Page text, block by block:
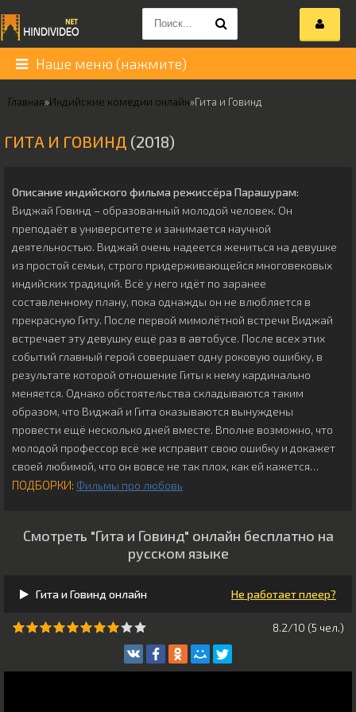
Наше меню (нажмите)
Главная»Индийские комедии онлайн»Гита и Говинд
ГИТА И ГОВИНД (2018)
Описание индийского фильма режиссёра Парашурам:
Виджай Говинд – образованный молодой человек. Он
преподаёт в университете и занимается научной
деятельностью. Виджай очень надеется жениться на девушке
из простой семьи, строго придерживающейся многовековых
индийских традиций. Всё у него идёт по заранее
составленному плану, пока однажды он не влюбляется в
прекрасную Гиту. После первой мимолётной встречи Виджай
встречает эту девушку ещё раз в автобусе. После всех этих
событий главный герой совершает одну роковую ошибку, в
результате которой отношение Гиты к нему кардинально
меняется. Однако обстоятельства складываются таким
образом, что Виджай и Гита оказываются вынуждены
провести ещё несколько дней вместе. Вполне возможно, что
молодой профессор всё же исправит свою ошибку и докажет
своей любимой, что он вовсе не так плох, как ей кажется…
ПОДБОРКИ: Фильмы про любовь
Смотреть "Гита и Говинд" онлайн бесплатно на
русском языке
Гита и Говинд онлайн Не работает плеер?
8.2/10 (5 чeл.)